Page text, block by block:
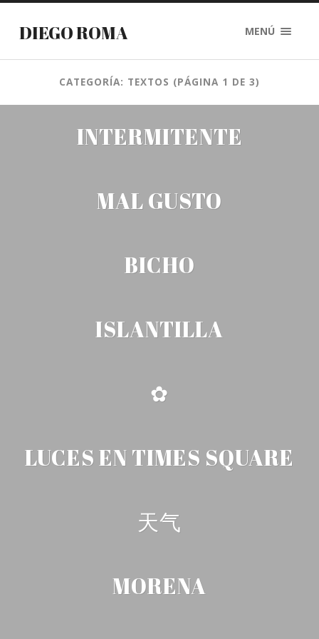
DIEGO ROMA MENÚ
CATEGORÍA: TEXTOS (PÁGINA 1 DE 3)
INTERMITENTE
MAL GUSTO
BICHO
ISLANTILLA
✿
LUCES EN TIMES SQUARE
天气
MORENA